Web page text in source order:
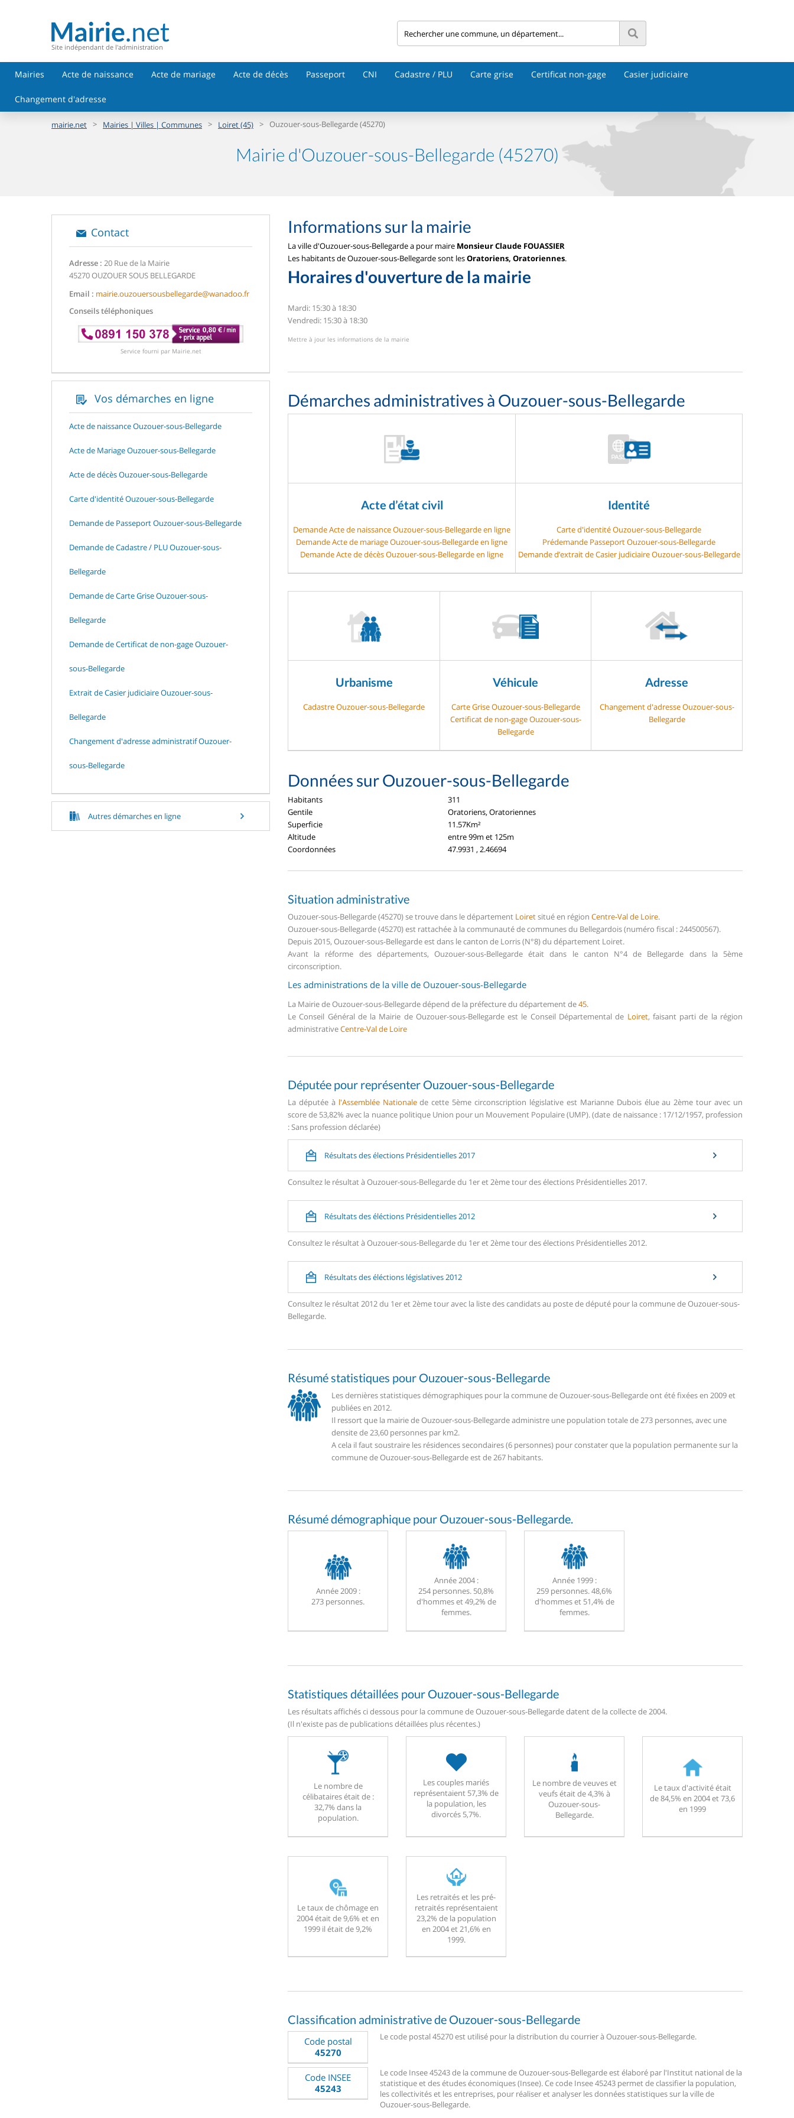
Site indépendant de l'administration
Mairies Acte de naissance Acte de mariage Acte de décès Passeport CNI Cadastre / PLU Carte grise Certificat non-gage Casier judiciaire
Changement d'adresse
mairie.net > Mairies | Villes | Communes > Loiret (45) > Ouzouer-sous-Bellegarde (45270)
Mairie d'Ouzouer-sous-Bellegarde (45270)
Contact
Adresse : 20 Rue de la Mairie
45270 OUZOUER SOUS BELLEGARDE
Email : mairie.ouzouersousbellegarde@wanadoo.fr
Conseils téléphoniques
Service fourni par Mairie.net
Vos démarches en ligne
Acte de naissance Ouzouer-sous-Bellegarde
Acte de Mariage Ouzouer-sous-Bellegarde
Acte de décès Ouzouer-sous-Bellegarde
Carte d'identité Ouzouer-sous-Bellegarde
Demande de Passeport Ouzouer-sous-Bellegarde
Demande de Cadastre / PLU Ouzouer-sous-
Bellegarde
Demande de Carte Grise Ouzouer-sous-
Bellegarde
Demande de Certificat de non-gage Ouzouer-
sous-Bellegarde
Extrait de Casier judiciaire Ouzouer-sous-
Bellegarde
Changement d'adresse administratif Ouzouer-
sous-Bellegarde
Autres démarches en ligne
Informations sur la mairie
La ville d'Ouzouer-sous-Bellegarde a pour maire Monsieur Claude FOUASSIER
Les habitants de Ouzouer-sous-Bellegarde sont lesOratoriens, Oratoriennes.
Horaires d'ouverture de la mairie
Mardi: 15:30 à 18:30
Vendredi: 15:30 à 18:30
Mettre à jour les informations de la mairie
Démarches administratives à Ouzouer-sous-Bellegarde
Acte d’état civil
Demande Acte de naissance Ouzouer-sous-Bellegarde en ligne
Demande Acte de mariage Ouzouer-sous-Bellegarde en ligne
Demande Acte de décès Ouzouer-sous-Bellegarde en ligne
Identité
Carte d'identité Ouzouer-sous-Bellegarde
Prédemande Passeport Ouzouer-sous-Bellegarde
Demande d’extrait de Casier judiciaire Ouzouer-sous-Bellegarde
Urbanisme
Cadastre Ouzouer-sous-Bellegarde
Véhicule
Carte Grise Ouzouer-sous-Bellegarde
Certificat de non-gage Ouzouer-sous-
Bellegarde
Adresse
Changement d'adresse Ouzouer-sous-
Bellegarde
Données sur Ouzouer-sous-Bellegarde
Habitants
311
Gentile
Oratoriens, Oratoriennes
Superficie
11.57Km²
Altitude
entre 99m et 125m
Coordonnées
47.9931 , 2.46694
Situation administrative
Ouzouer-sous-Bellegarde (45270) se trouve dans le département Loiretsitué en région Centre-Val de Loire.
Ouzouer-sous-Bellegarde (45270) est rattachée à la communauté de communes du Bellegardois (numéro fiscal : 244500567).
Depuis 2015, Ouzouer-sous-Bellegarde est dans le canton de Lorris (N°8) du département Loiret.
Avant la réforme des départements, Ouzouer-sous-Bellegarde était dans le canton N°4 de Bellegarde dans la 5ème
circonscription.
Les administrations de la ville de Ouzouer-sous-Bellegarde
La Mairie de Ouzouer-sous-Bellegarde dépend de la préfecture du département de45.
Le Conseil Général de la Mairie de Ouzouer-sous-Bellegarde est le Conseil Départemental de Loiret, faisant parti de la région
administrativeCentre-Val de Loire
Députée pour représenter Ouzouer-sous-Bellegarde
La députée à l'Assemblée Nationalede cette 5ème circonscription législative est Marianne Dubois élue au 2ème tour avec un
score de 53,82% avec la nuance politique Union pour un Mouvement Populaire (UMP). (date de naissance : 17/12/1957, profession
: Sans profession déclarée)
Résultats des élections Présidentielles 2017
Consultez le résultat à Ouzouer-sous-Bellegarde du 1er et 2ème tour des élections Présidentielles 2017.
Résultats des éléctions Présidentielles 2012
Consultez le résultat à Ouzouer-sous-Bellegarde du 1er et 2ème tour des élections Présidentielles 2012.
Résultats des éléctions législatives 2012
Consultez le résultat 2012 du 1er et 2ème tour avec la liste des candidats au poste de député pour la commune de Ouzouer-sous-
Bellegarde.
Résumé statistiques pour Ouzouer-sous-Bellegarde
Les dernières statistiques démographiques pour la commune de Ouzouer-sous-Bellegarde ont été fixées en 2009 et
publiées en 2012.
Il ressort que la mairie de Ouzouer-sous-Bellegarde administre une population totale de 273 personnes, avec une
densite de 23,60 personnes par km2.
A cela il faut soustraire les résidences secondaires (6 personnes) pour constater que la population permanente sur la
commune de Ouzouer-sous-Bellegarde est de 267 habitants.
Résumé démographique pour Ouzouer-sous-Bellegarde.
Année 2009 :
273 personnes.
Année 2004 :
254 personnes. 50,8%
d'hommes et 49,2% de
femmes.
Année 1999 :
259 personnes. 48,6%
d'hommes et 51,4% de
femmes.
Statistiques détaillées pour Ouzouer-sous-Bellegarde
Les résultats affichés ci dessous pour la commune de Ouzouer-sous-Bellegarde datent de la collecte de 2004.
(Il n'existe pas de publications détaillées plus récentes.)
Le nombre de
célibataires était de :
32,7% dans la
population.
Les couples mariés
représentaient 57,3% de
la population, les
divorcés 5,7%.
Le nombre de veuves et
veufs était de 4,3% à
Ouzouer-sous-
Bellegarde.
Le taux d'activité était
de 84,5% en 2004 et 73,6
en 1999
Le taux de chômage en
2004 était de 9,6% et en
1999 il était de 9,2%
Les retraités et les pré-
retraités représentaient
23,2% de la population
en 2004 et 21,6% en
1999.
Classification administrative de Ouzouer-sous-Bellegarde
Code postal
45270
Le code postal 45270 est utilisé pour la distribution du courrier à Ouzouer-sous-Bellegarde.
Code INSEE
45243
Le code Insee 45243 de la commune de Ouzouer-sous-Bellegarde est élaboré par l'Institut national de la
statistique et des études économiques (Insee). Ce code Insee 45243 permet de classifier la population,
les collectivités et les entreprises, pour réaliser et analyser les données statistiques sur la ville de
Ouzouer-sous-Bellegarde.